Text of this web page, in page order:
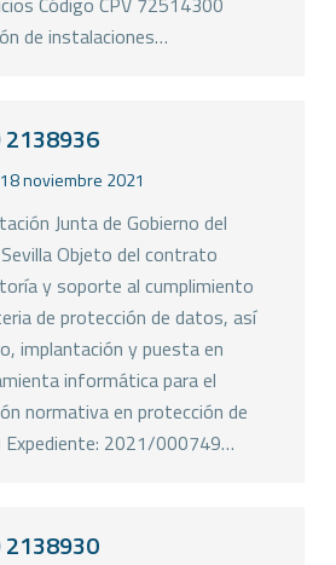
de instalaciones…
2138936
18 noviembre 2021
Junta de Gobierno del
Objeto del contrato
y soporte al cumplimiento
de protección de datos, así
implantación y puesta en
informática para el
normativa en protección de
2021/000749…
2138930